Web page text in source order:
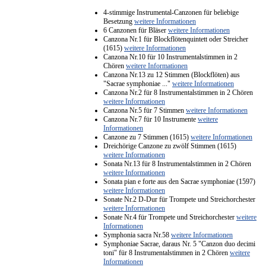
4-stimmige Instrumental-Canzonen für beliebige
Besetzung weitere Informationen
6 Canzonen für Bläser weitere Informationen
Canzona Nr.1 für Blockflötenquintett oder Streicher
(1615) weitere Informationen
Canzona Nr.10 für 10 Instrumentalstimmen in 2
Chören weitere Informationen
Canzona Nr.13 zu 12 Stimmen (Blockflöten) aus
"Sacrae symphoniae ..." weitere Informationen
Canzona Nr.2 für 8 Instrumentalstimmen in 2 Chören
weitere Informationen
Canzona Nr.5 für 7 Stimmen weitere Informationen
Canzona Nr.7 für 10 Instrumente weitere
Informationen
Canzone zu 7 Stimmen (1615) weitere Informationen
Dreichörige Canzone zu zwölf Stimmen (1615)
weitere Informationen
Sonata Nr.13 für 8 Instrumentalstimmen in 2 Chören
weitere Informationen
Sonata pian e forte aus den Sacrae symphoniae (1597)
weitere Informationen
Sonate Nr.2 D-Dur für Trompete und Streichorchester
weitere Informationen
Sonate Nr.4 für Trompete und Streichorchester weitere
Informationen
Symphonia sacra Nr.58 weitere Informationen
Symphoniae Sacrae, daraus Nr. 5 "Canzon duo decimi
toni" für 8 Instrumentalstimmen in 2 Chören weitere
Informationen